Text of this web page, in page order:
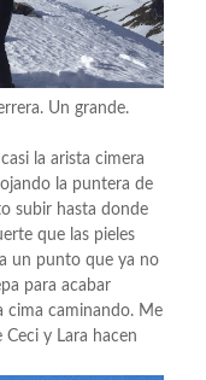
Un grande.
la arista cimera
la puntera de
subir hasta donde
que las pieles
un punto que ya no
para acabar
cima caminando. Me
y Lara hacen